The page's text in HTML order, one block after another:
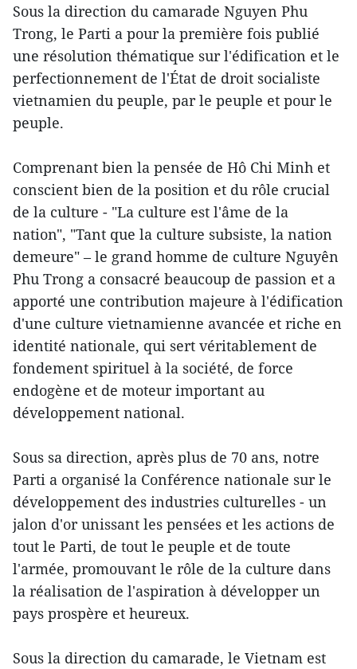
Sous la direction du camarade Nguyen Phu
Trong, le Parti a pour la première fois publié
une résolution thématique sur l'édification et le
perfectionnement de l'État de droit socialiste
vietnamien du peuple, par le peuple et pour le
peuple.
Comprenant bien la pensée de Hô Chi Minh et
conscient bien de la position et du rôle crucial
de la culture - "La culture est l'âme de la
nation", "Tant que la culture subsiste, la nation
demeure" – le grand homme de culture Nguyên
Phu Trong a consacré beaucoup de passion et a
apporté une contribution majeure à l'édification
d'une culture vietnamienne avancée et riche en
identité nationale, qui sert véritablement de
fondement spirituel à la société, de force
endogène et de moteur important au
développement national.
Sous sa direction, après plus de 70 ans, notre
Parti a organisé la Conférence nationale sur le
développement des industries culturelles - un
jalon d'or unissant les pensées et les actions de
tout le Parti, de tout le peuple et de toute
l'armée, promouvant le rôle de la culture dans
la réalisation de l'aspiration à développer un
pays prospère et heureux.
Sous la direction du camarade, le Vietnam est